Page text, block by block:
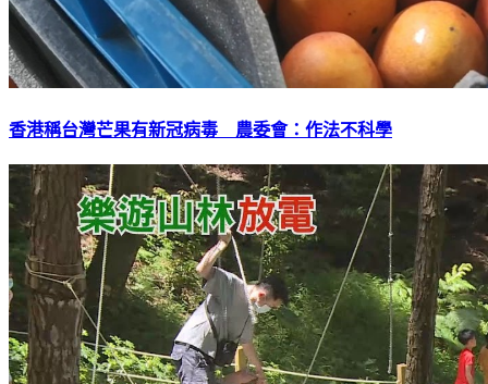
香港稱台灣芒果有新冠病毒 農委會：作法不科學